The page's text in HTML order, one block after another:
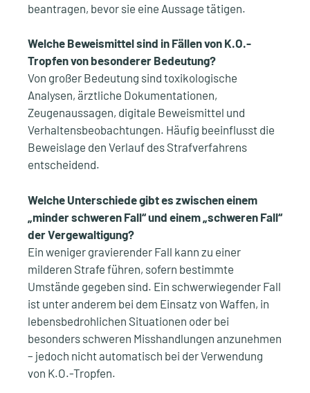
beantragen, bevor sie eine Aussage tätigen.
Welche Beweismittel sind in Fällen von K.O.-
Tropfen von besonderer Bedeutung?
Von großer Bedeutung sind toxikologische
Analysen, ärztliche Dokumentationen,
Zeugenaussagen, digitale Beweismittel und
Verhaltensbeobachtungen. Häufig beeinflusst die
Beweislage den Verlauf des Strafverfahrens
entscheidend.
Welche Unterschiede gibt es zwischen einem
„minder schweren Fall“ und einem „schweren Fall“
der Vergewaltigung?
Ein weniger gravierender Fall kann zu einer
milderen Strafe führen, sofern bestimmte
Umstände gegeben sind. Ein schwerwiegender Fall
ist unter anderem bei dem Einsatz von Waffen, in
lebensbedrohlichen Situationen oder bei
besonders schweren Misshandlungen anzunehmen
– jedoch nicht automatisch bei der Verwendung
von K.O.-Tropfen.